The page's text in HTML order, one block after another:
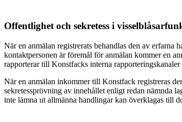
Offentlighet och sekretess i
När en anmälan registrerats behandlas den av
kontaktpersonen är föremål för anmälan kommer en
rapporterar till Konstfacks interna
När en anmälan inkommer till Konstfack registreras
sekretessprövning av innehållet enligt redan nämnda
inte lämna ut allmänna handlingar kan överklagas till